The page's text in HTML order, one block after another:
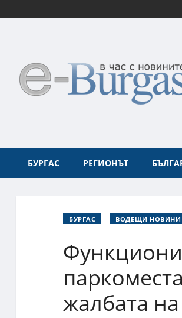
БУРГАС РЕГИОНЪТ
БУРГАС ВОДЕЩИ НОВИНИ
жалбата